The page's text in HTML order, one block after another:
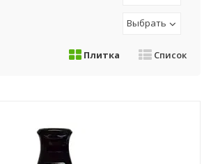
Выбрать
Плитка Список